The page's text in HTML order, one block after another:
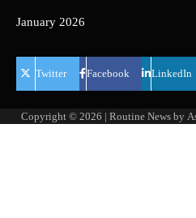
January 2026
Twitter Facebook LinkedIn
Copyright © 2026 | Routine News by